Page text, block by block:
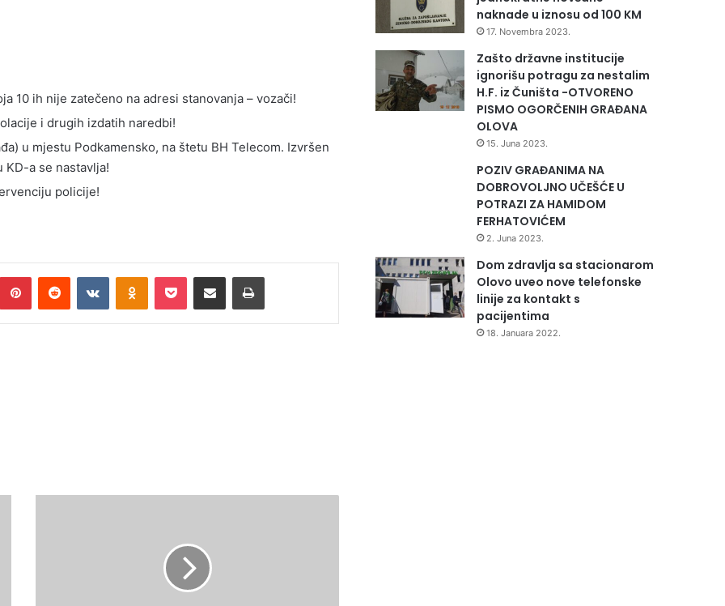
10 ih nije zatečeno na adresi stanovanja – vozači!
i drugih izdatih naredbi!
u mjestu Podkamensko, na štetu BH Telecom. Izvršen
KD-a se nastavlja!
policije!
PinterestReddit VKontakteOdnoklassniki
Pocket Podijeli putem Emaila Print
naknade u iznosu od 100 KM
17. Novembra 2023.
Zašto državne institucije
ignorišu potragu za nestalim
H.F. iz Čuništa -OTVORENO
PISMO OGORČENIH GRAĐANA
OLOVA
15. Juna 2023.
POZIV GRAĐANIMA NA
DOBROVOLJNO UČEŠĆE U
POTRAZI ZA HAMIDOM
FERHATOVIĆEM
2. Juna 2023.
Dom zdravlja sa stacionarom
Olovo uveo nove telefonske
linije za kontakt s
pacijentima
18. Januara 2022.